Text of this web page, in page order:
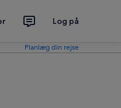
Log på
Planlæg din rejse